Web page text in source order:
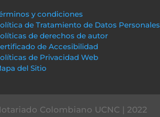
y condiciones
de Tratamiento de Datos Personales
de derechos de autor
de Accesibilidad
de Privacidad Web
del Sitio
Colombiano UCNC | 2022